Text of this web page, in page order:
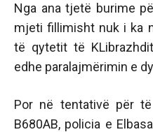
Nga ana tjetë burime
mjeti fillimisht nuk i ka
të qytetit të
edhe paralajmërimin e
Por në tentativë për
B680AB, policia e